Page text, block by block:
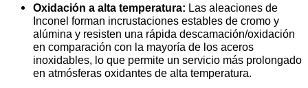
Oxidación a alta temperatura: Las aleaciones de
Inconel forman incrustaciones estables de cromo y
alúmina y resisten una rápida descamación/oxidación
en comparación con la mayoría de los aceros
inoxidables, lo que permite un servicio más prolongado
en atmósferas oxidantes de alta temperatura.